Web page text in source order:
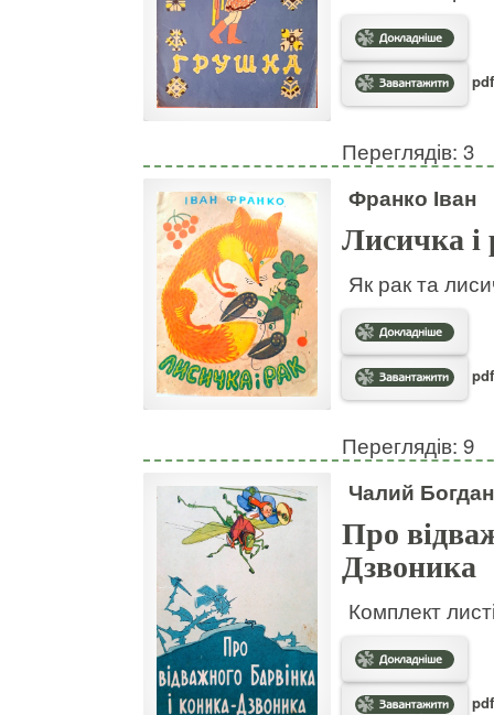
Переглядів: 3
Франко Іван
Лисичка і
Як рак та
Переглядів: 9
Чалий
Про
Дзвоника
Комплект